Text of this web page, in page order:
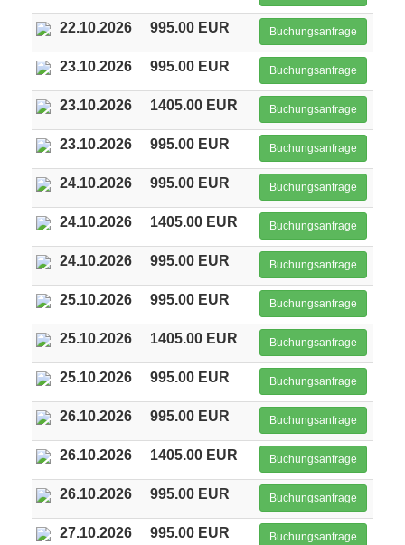
22.10.2026 995.00 EUR Buchungsanfrage
23.10.2026 995.00 EUR Buchungsanfrage
23.10.2026 1405.00 EUR Buchungsanfrage
23.10.2026 995.00 EUR Buchungsanfrage
24.10.2026 995.00 EUR Buchungsanfrage
24.10.2026 1405.00 EUR Buchungsanfrage
24.10.2026 995.00 EUR Buchungsanfrage
25.10.2026 995.00 EUR Buchungsanfrage
25.10.2026 1405.00 EUR Buchungsanfrage
25.10.2026 995.00 EUR Buchungsanfrage
26.10.2026 995.00 EUR Buchungsanfrage
26.10.2026 1405.00 EUR Buchungsanfrage
26.10.2026 995.00 EUR Buchungsanfrage
27.10.2026 995.00 EUR Buchungsanfrage